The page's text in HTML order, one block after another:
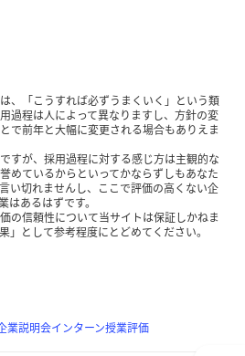
、「こうすれば必ずうまくいく」という類
過程は人によって異なりますし、方針の変
で前年と大幅に変更される場合もありえま
すが、採用過程に対する感じ方は主観的な
めているからといってかならずしもあなた
い切れませんし、ここで評価の高くない企
はあるはずです。
の信頼性について当サイトは保証しかねま
」として参考程度にとどめてください。
業説明会インターン授業評価